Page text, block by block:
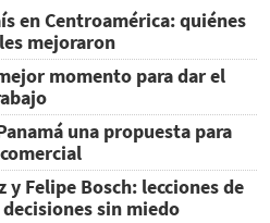
en Centroamérica: quiénes
mejoraron
momento para dar el
una propuesta para
y Felipe Bosch: lecciones de
sin miedo